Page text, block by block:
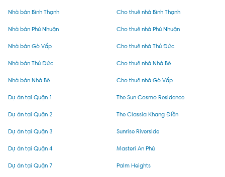
Nhà bán Bình Thạnh
Nhà bán Phú Nhuận
Nhà bán Gò Vấp
Nhà bán Thủ Đức
Nhà bán Nhà Bè
Cho thuê nhà Bình Thạnh
Cho thuê nhà Phú Nhuận
Cho thuê nhà Thủ Đức
Cho thuê nhà Nhà Bè
Cho thuê nhà Gò Vấp
Dự án tại Quận 1
Dự án tại Quận 2
Dự án tại Quận 3
Dự án tại Quận 4
Dự án tại Quận 7
The Sun Cosmo Residence
The Classia Khang Điền
Sunrise Riverside
Masteri An Phú
Palm Heights